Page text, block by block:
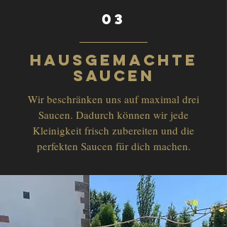
03
hausgemachte
saucen
Wir beschränken uns auf maximal drei
Saucen. Dadurch können wir jede
Kleinigkeit frisch zubereiten und die
perfekten Saucen für dich machen.